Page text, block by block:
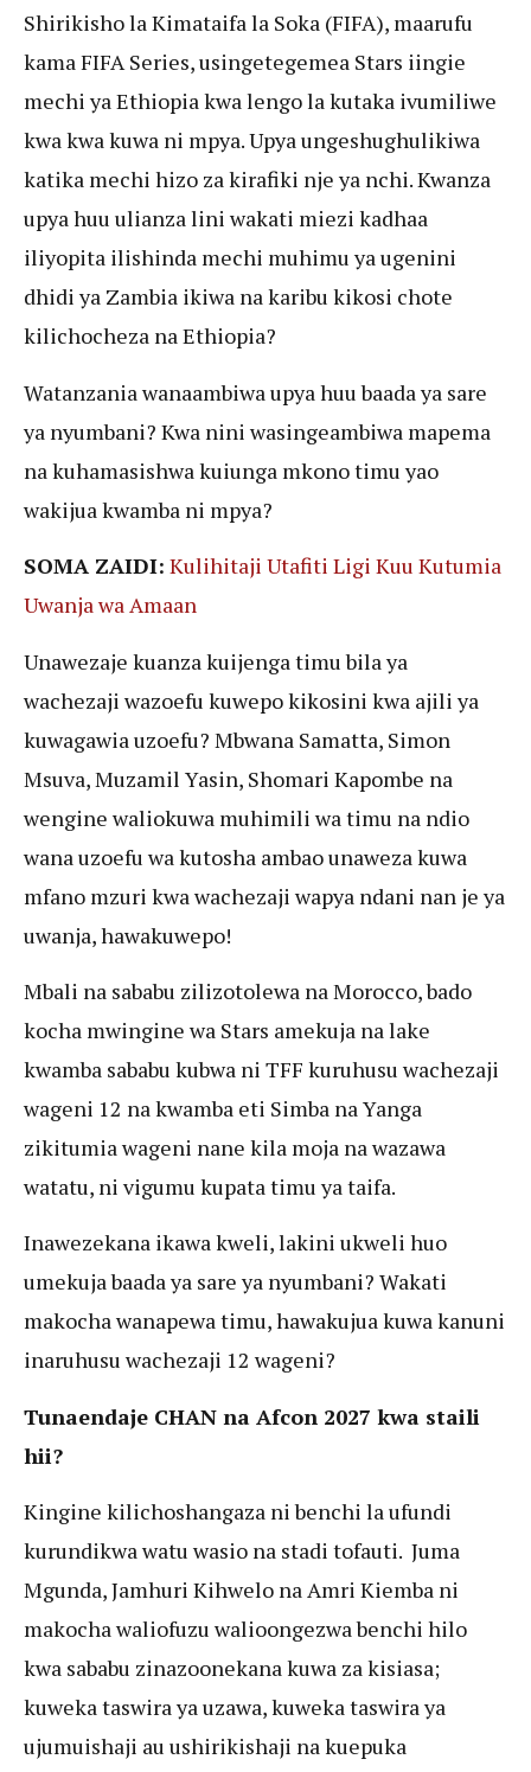
Shirikisho la Kimataifa la Soka (FIFA), maarufu
kama FIFA Series, usingetegemea Stars iingie
mechi ya Ethiopia kwa lengo la kutaka ivumiliwe
kwa kwa kuwa ni mpya. Upya ungeshughulikiwa
katika mechi hizo za kirafiki nje ya nchi. Kwanza
upya huu ulianza lini wakati miezi kadhaa
iliyopita ilishinda mechi muhimu ya ugenini
dhidi ya Zambia ikiwa na karibu kikosi chote
kilichocheza na Ethiopia?
Watanzania wanaambiwa upya huu baada ya sare
ya nyumbani? Kwa nini wasingeambiwa mapema
na kuhamasishwa kuiunga mkono timu yao
wakijua kwamba ni mpya?
SOMA ZAIDI: Kulihitaji Utafiti Ligi Kuu Kutumia
Uwanja wa Amaan
Unawezaje kuanza kuijenga timu bila ya
wachezaji wazoefu kuwepo kikosini kwa ajili ya
kuwagawia uzoefu? Mbwana Samatta, Simon
Msuva, Muzamil Yasin, Shomari Kapombe na
wengine waliokuwa muhimili wa timu na ndio
wana uzoefu wa kutosha ambao unaweza kuwa
mfano mzuri kwa wachezaji wapya ndani nan je ya
uwanja, hawakuwepo!
Mbali na sababu zilizotolewa na Morocco, bado
kocha mwingine wa Stars amekuja na lake
kwamba sababu kubwa ni TFF kuruhusu wachezaji
wageni 12 na kwamba eti Simba na Yanga
zikitumia wageni nane kila moja na wazawa
watatu, ni vigumu kupata timu ya taifa.
Inawezekana ikawa kweli, lakini ukweli huo
umekuja baada ya sare ya nyumbani? Wakati
makocha wanapewa timu, hawakujua kuwa kanuni
inaruhusu wachezaji 12 wageni?
Tunaendaje CHAN na Afcon 2027 kwa staili
hii?
Kingine kilichoshangaza ni benchi la ufundi
kurundikwa watu wasio na stadi tofauti. Juma
Mgunda, Jamhuri Kihwelo na Amri Kiemba ni
makocha waliofuzu walioongezwa benchi hilo
kwa sababu zinazoonekana kuwa za kisiasa;
kuweka taswira ya uzawa, kuweka taswira ya
ujumuishaji au ushirikishaji na kuepuka